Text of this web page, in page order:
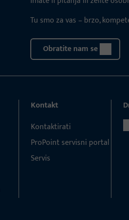
Tu smo za vas – brzo,
Obratite nam se
Kontakt
Kontaktirati
ProPoint servisni portal
Servis